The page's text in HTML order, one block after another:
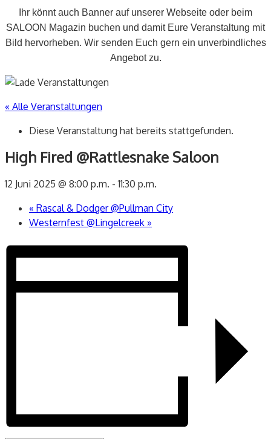
Ihr könnt auch Banner auf unserer Webseite oder beim
SALOON Magazin buchen und damit Eure Veranstaltung mit
Bild hervorheben. Wir senden Euch gern ein unverbindliches
Angebot zu.
« Alle Veranstaltungen
Diese Veranstaltung hat bereits stattgefunden.
High Fired @Rattlesnake Saloon
12 Juni 2025 @ 8:00 p.m. -11:30 p.m.
« Rascal & Dodger @Pullman City
Westernfest @Lingelcreek »